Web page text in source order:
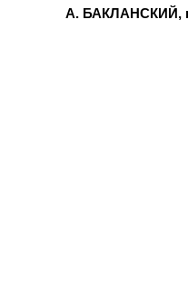
А. БАКЛАНСКИЙ,